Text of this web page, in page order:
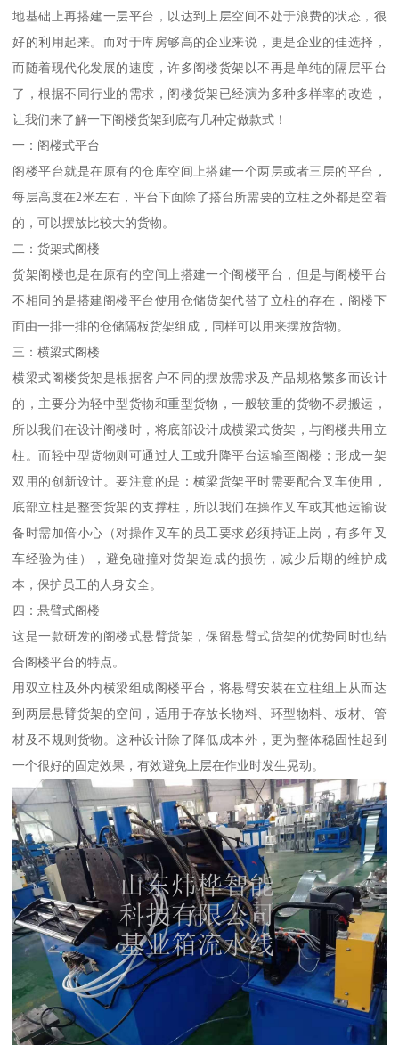
地基础上再搭建一层平台，以达到上层空间不处于浪费的状态，很
好的利用起来。而对于库房够高的企业来说，更是企业的佳选择，
而随着现代化发展的速度，许多阁楼货架以不再是单纯的隔层平台
了，根据不同行业的需求，阁楼货架已经演为多种多样率的改造，
让我们来了解一下阁楼货架到底有几种定做款式！
一：阁楼式平台
阁楼平台就是在原有的仓库空间上搭建一个两层或者三层的平台，
每层高度在2米左右，平台下面除了搭台所需要的立柱之外都是空着
的，可以摆放比较大的货物。
二：货架式阁楼
货架阁楼也是在原有的空间上搭建一个阁楼平台，但是与阁楼平台
不相同的是搭建阁楼平台使用仓储货架代替了立柱的存在，阁楼下
面由一排一排的仓储隔板货架组成，同样可以用来摆放货物。
三：横梁式阁楼
横梁式阁楼货架是根据客户不同的摆放需求及产品规格繁多而设计
的，主要分为轻中型货物和重型货物，一般较重的货物不易搬运，
所以我们在设计阁楼时，将底部设计成横梁式货架，与阁楼共用立
柱。而轻中型货物则可通过人工或升降平台运输至阁楼；形成一架
双用的创新设计。要注意的是：横梁货架平时需要配合叉车使用，
底部立柱是整套货架的支撑柱，所以我们在操作叉车或其他运输设
备时需加倍小心（对操作叉车的员工要求必须持证上岗，有多年叉
车经验为佳），避免碰撞对货架造成的损伤，减少后期的维护成
本，保护员工的人身安全。
四：悬臂式阁楼
这是一款研发的阁楼式悬臂货架，保留悬臂式货架的优势同时也结
合阁楼平台的特点。
用双立柱及外内横梁组成阁楼平台，将悬臂安装在立柱组上从而达
到两层悬臂货架的空间，适用于存放长物料、环型物料、板材、管
材及不规则货物。这种设计除了降低成本外，更为整体稳固性起到
一个很好的固定效果，有效避免上层在作业时发生晃动。